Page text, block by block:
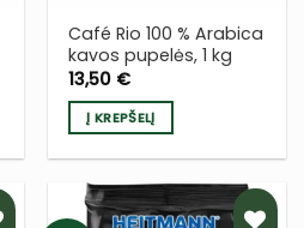
Café Rio 100 % Arabica
kavos pupelės, 1 kg
13,50 €
Į KREPŠELĮ